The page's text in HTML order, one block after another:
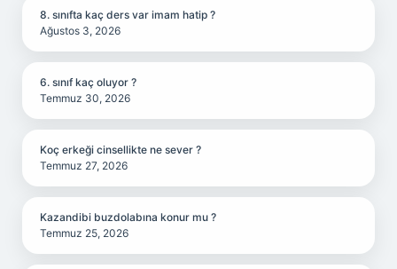
8. sınıfta kaç ders var imam hatip ?
Ağustos 3, 2026
6. sınıf kaç oluyor ?
Temmuz 30, 2026
Koç erkeği cinsellikte ne sever ?
Temmuz 27, 2026
Kazandibi buzdolabına konur mu ?
Temmuz 25, 2026